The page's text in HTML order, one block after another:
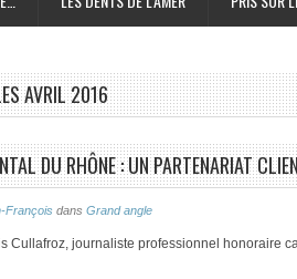
AVRIL 2016
DU RHÔNE : UN PARTENARIAT
François dans Grand angle
Cullafroz, journaliste professionnel honoraire